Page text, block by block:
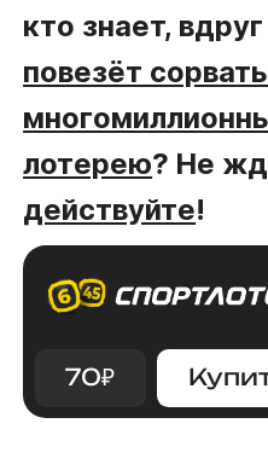
кто знает,
повезёт сорвать
лотерею? Не
действуйте!
70₽